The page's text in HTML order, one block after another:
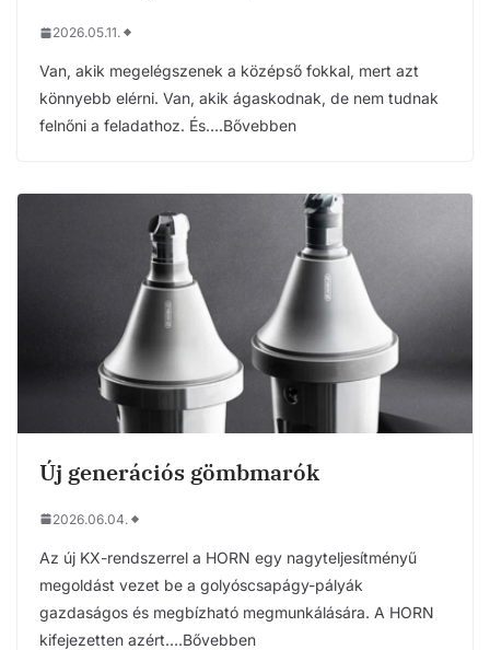
2026.05.11.
Van, akik megelégszenek a középső fokkal, mert azt
könnyebb elérni. Van, akik ágaskodnak, de nem tudnak
felnőni a feladathoz. És….Bővebben
Új generációs gömbmarók
2026.06.04.
Az új KX-rendszerrel a HORN egy nagyteljesítményű
megoldást vezet be a golyóscsapágy-pályák
gazdaságos és megbízható megmunkálására. A HORN
kifejezetten azért….Bővebben